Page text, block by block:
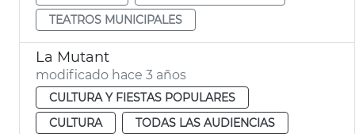
TEATROS MUNICIPALES
La Mutant
modificado hace 3 años
CULTURA Y FIESTAS POPULARES
CULTURA
TODAS LAS AUDIENCIAS